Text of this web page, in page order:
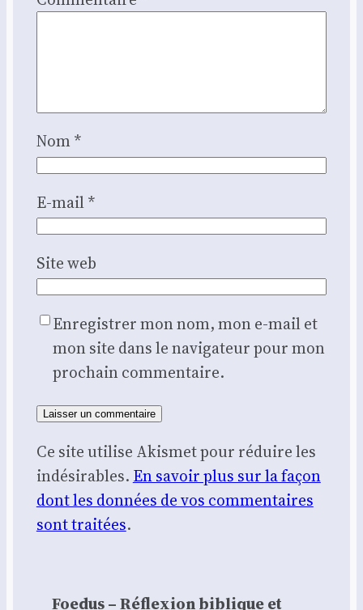
Nom*
E-mail*
Site web
Enregistrer mon nom, mon e-mail et
mon site dans le navigateur pour mon
prochain commentaire.
Ce site utilise Akismet pour réduire les
indésirables. En savoir plus sur la façon
dont les données de vos commentaires
sont traitées.
Foedus – Réflexion biblique et